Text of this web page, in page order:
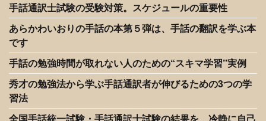
手話通訳士試験の受験対策。スケジュールの重要性
あらかわいおりの手話の本第５弾は、手話の翻訳を学ぶ本
です
手話の勉強時間が取れない人のための“スキマ学習”実例
秀才の勉強法から学ぶ手話通訳者が伸びるための3つの学
習法